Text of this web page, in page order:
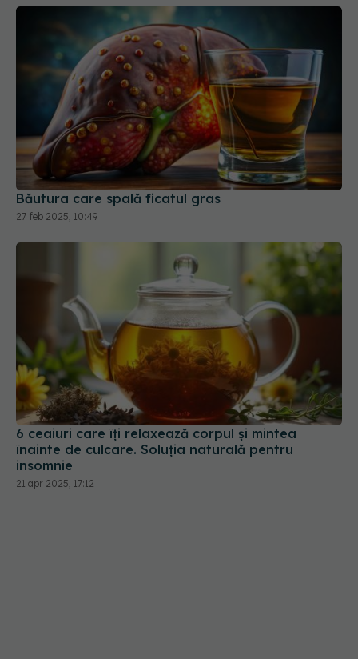
Băutura care spală ficatul gras
27 feb 2025, 10:49
6 ceaiuri care îți relaxează corpul și mintea
înainte de culcare. Soluția naturală pentru
insomnie
21 apr 2025, 17:12